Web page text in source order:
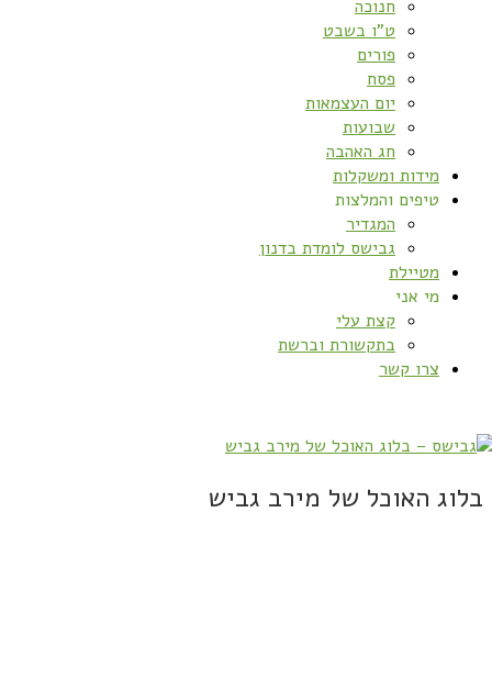
חנוכה
ט”ו בשבט
פורים
פסח
יום העצמאות
שבועות
חג האהבה
מידות ומשקלות
טיפים והמלצות
המגדיר
גבישס לומדת בדנון
מטיילת
מי אני
קצת עלי
בתקשורת וברשת
צרו קשר
בלוג האוכל של מירב גביש